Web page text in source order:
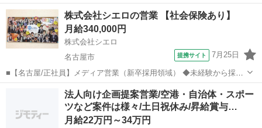
のプロへ！ 多数の商材からクライアントに最適な提案が可能◎ 求人広
告やスカウト媒体を用いて、業界問わず様々なクライアントの採用支
援を行います。 代理店として取...
愛知 名古屋市 代理店営業
株式会社シエロの営業 【社会保険あり】
月給340,000円
株式会社シエロ
名古屋市
提携サイト 7月25日
■【名古屋/正社員】メディア営業（新卒採用領域） ◆未経験から採用
のプロへ！多数の商材からクライアントに最適な提案が可能 求人広告
やスカウト媒体を用いて、業界問わず様々なクライアントの新卒採用
支援を行います。 ▼新卒採用...
名古屋市 代理店営業
法人向け企画提案営業/空港・自治体・スポー
ツなど案件は様々/土日祝休み/昇給賞与…
月給22万円～34万円